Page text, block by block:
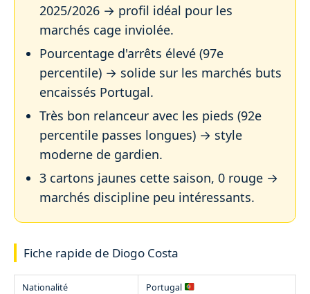
2025/2026 → profil idéal pour les
marchés cage inviolée.
Pourcentage d'arrêts élevé (97e
percentile) → solide sur les marchés buts
encaissés Portugal.
Très bon relanceur avec les pieds (92e
percentile passes longues) → style
moderne de gardien.
3 cartons jaunes cette saison, 0 rouge →
marchés discipline peu intéressants.
Fiche rapide de Diogo Costa
Nationalité Portugal